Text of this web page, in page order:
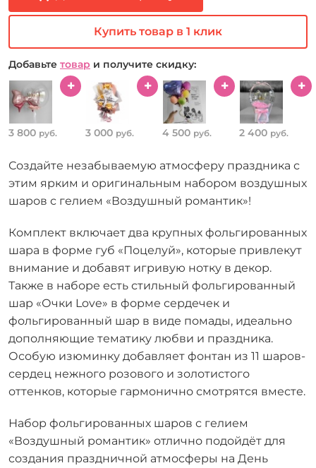
Купить товар в 1 клик
Добавьте товар и получите скидку:
3 800 руб. 3 000 руб. 4 500 руб. 2 400 руб.
Создайте незабываемую атмосферу праздника с
этим ярким и оригинальным набором воздушных
шаров с гелием «Воздушный романтик»!
Комплект включает два крупных фольгированных
шара в форме губ «Поцелуй», которые привлекут
внимание и добавят игривую нотку в декор.
Также в наборе есть стильный фольгированный
шар «Очки Love» в форме сердечек и
фольгированный шар в виде помады, идеально
дополняющие тематику любви и праздника.
Особую изюминку добавляет фонтан из 11 шаров-
сердец нежного розового и золотистого
оттенков, которые гармонично смотрятся вместе.
Набор фольгированных шаров с гелием
«Воздушный романтик» отлично подойдёт для
создания праздничной атмосферы на День